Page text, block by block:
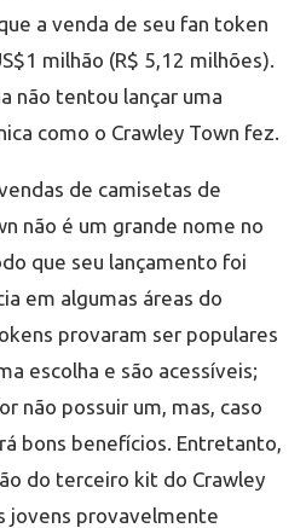
a venda de seu fan token
milhão (R$ 5,12 milhões).
não tentou lançar uma
como o Crawley Town fez.
de camisetas de
não é um grande nome no
que seu lançamento foi
em algumas áreas do
provaram ser populares
escolha e são acessíveis;
não possuir um, mas, caso
bons benefícios. Entretanto,
do terceiro kit do Crawley
jovens provavelmente